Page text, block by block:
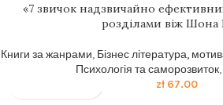
«7 звичок надзвичайно
розділами віж Шона
Книги за жанрами, Бізнес література,
Психологія та саморозвиток,
zł67.00